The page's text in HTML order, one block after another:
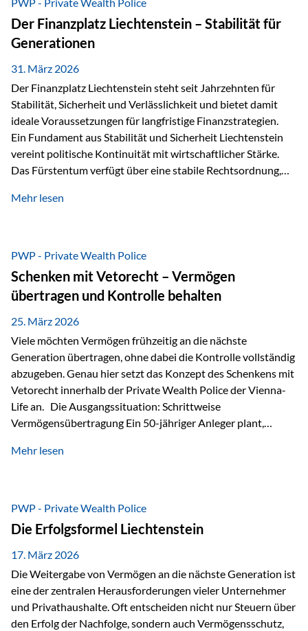
heißt das:Diese Gelder gehören im Konkursfall nicht zur
allgemeinen Konkursmasse, sondern werden ausschließlich
zur Erfüllung…
Der Finanzplatz Liechtenstein – Stabilität für
Generationen
31. März 2026
Der Finanzplatz Liechtenstein steht seit Jahrzehnten für
Stabilität, Sicherheit und Verlässlichkeit und bietet damit
ideale Voraussetzungen für langfristige Finanzstrategien.
Ein Fundament aus Stabilität und Sicherheit Liechtenstein
vereint politische Kontinuität mit wirtschaftlicher Stärke.
Das Fürstentum verfügt über eine stabile Rechtsordnung,
monarchischen Elementen basiert. Diese Struktur schafft
und Unternehmen. Ein wesentliches Merkmal ist die
Staatsfinanzierung: Liechtenstein weist keine
Staatsschulden auf, und der Schutz der wirtschaftlichen
Interessen der Bevölkerung ist in der Verfassung verankert.
Besonders hervorzuheben ist hierbei Artikel 14 der
liechtensteinischen Verfassung. Darin…
Mehr lesen
PWP - Private Wealth Police
Schenken mit Vetorecht – Vermögen
übertragen und Kontrolle behalten
25. März 2026
Viele möchten Vermögen frühzeitig an die nächste
Generation übertragen, ohne dabei die Kontrolle vollständig
abzugeben. Genau hier setzt das Konzept des Schenkens mit
Vetorecht innerhalb der Private Wealth Police der Vienna-
Life an. Die Ausgangssituation: Schrittweise
Vermögensübertragung Ein 50-jähriger Anleger plant,
der steuerliche Freibetrag optimal genutzt werden, sondern
strukturierte, langfristige Vermögensübertragung, ohne die
Kontrolle vollständig aus der Hand zu geben. Die Lösung:
Abschmelzung mit Vetorecht Die Umsetzung erfolgt über die
Private Wealth Police…
Mehr lesen
PWP - Private Wealth Police
Die Erfolgsformel Liechtenstein
17. März 2026
Die Weitergabe von Vermögen an die nächste Generation ist
eine der zentralen Herausforderungen vieler Unternehmer
und Privathaushalte. Oft entscheiden nicht nur Steuern über
den Erfolg der Nachfolge, sondern auch Vermögensschutz,